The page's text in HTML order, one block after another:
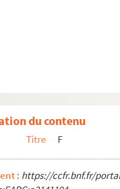
du contenu
Titre F
: https://ccfr.bnf.fr/